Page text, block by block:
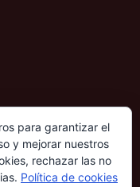
para garantizar el
y mejorar nuestros
rechazar las no
Política de cookies